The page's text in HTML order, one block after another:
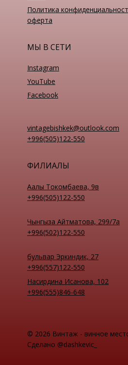
Политика
оферта
МЫ В СЕТИ
Instagram
YouTube
Facebook
ФИЛИАЛЫ
Аалы Токомбаева, 9в
+996(505)122-550
Чынгыза Айтматова, 299/7а
+996(502)122-550
бульвар Эркиндик, 27
+996(557)122-550
Насирдина Исанова, 102
+996(555)846-648
vintagebishkek@outlook.com
+996(505)122-550
© 2026 Винтаж - винное
Сделано @dashkevic_